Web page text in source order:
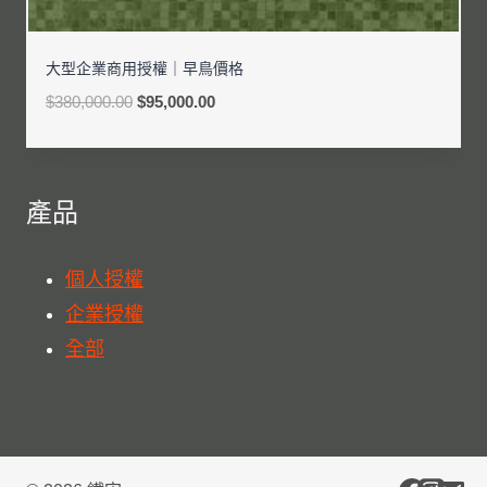
大型企業商用授權｜早鳥價格
$380,000.00 $95,000.00
產品
個人授權
企業授權
全部